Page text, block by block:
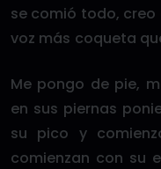
se comió todo, creo
voz más coqueta
Me pongo de pie,
en sus piernas
su pico y
comienzan con su